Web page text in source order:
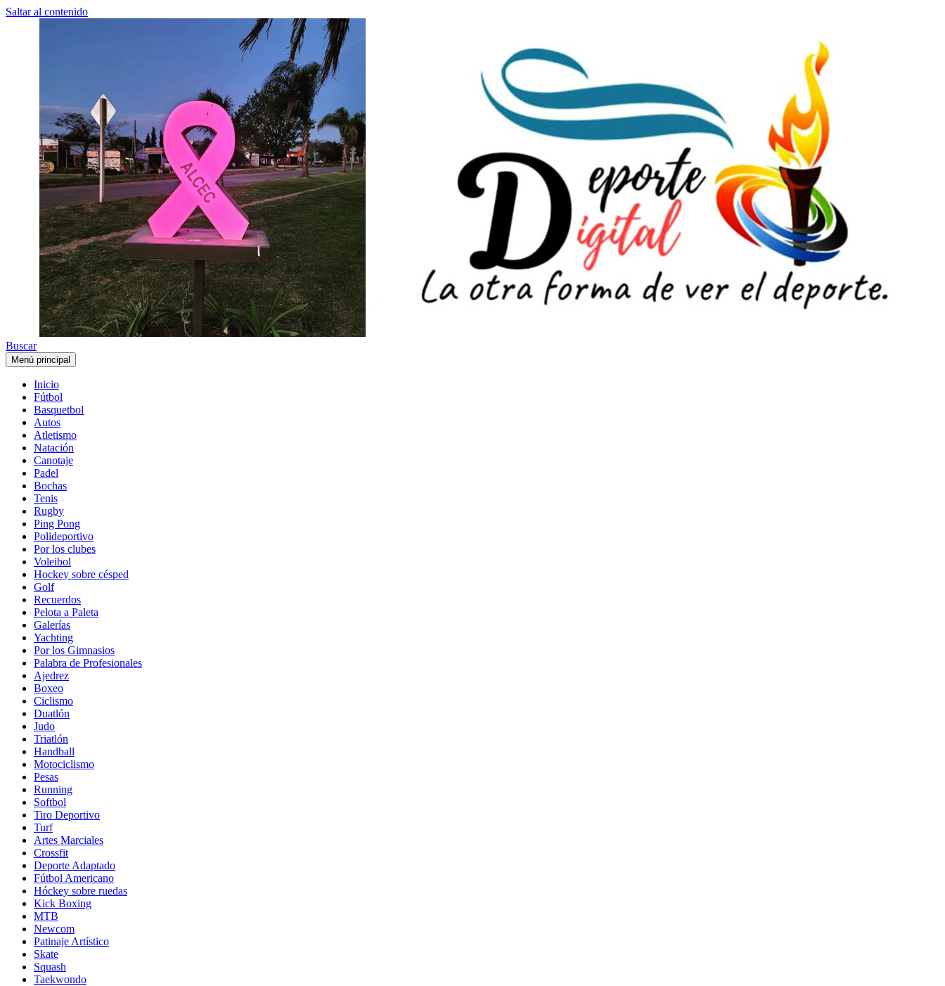
Saltar al contenido
Buscar
Menú principal
Inicio
Fútbol
Basquetbol
Autos
Atletismo
Natación
Canotaje
Padel
Bochas
Tenis
Rugby
Ping Pong
Polideportivo
Por los clubes
Voleibol
Hockey sobre césped
Golf
Recuerdos
Pelota a Paleta
Galerías
Yachting
Por los Gimnasios
Palabra de Profesionales
Ajedrez
Boxeo
Ciclismo
Duatlón
Judo
Triatlón
Handball
Motociclismo
Pesas
Running
Softbol
Tiro Deportivo
Turf
Artes Marciales
Crossfit
Deporte Adaptado
Fútbol Americano
Hóckey sobre ruedas
Kick Boxing
MTB
Newcom
Patinaje Artístico
Skate
Squash
Taekwondo